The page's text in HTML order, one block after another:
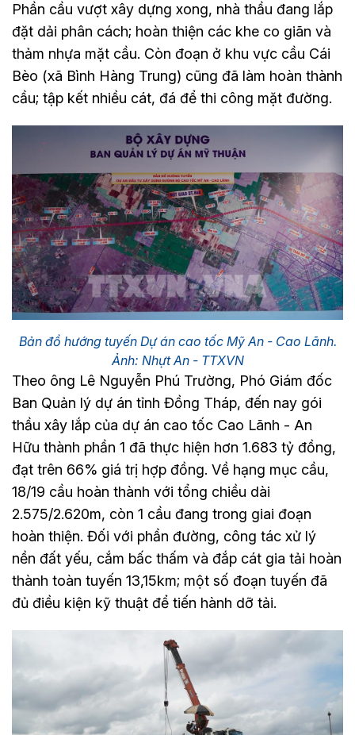
Phần cầu vượt xây dựng xong, nhà thầu đang lắp
đặt dải phân cách; hoàn thiện các khe co giãn và
thảm nhựa mặt cầu. Còn đoạn ở khu vực cầu Cái
Bèo (xã Bình Hàng Trung) cũng đã làm hoàn thành
cầu; tập kết nhiều cát, đá để thi công mặt đường.
Bản đồ hướng tuyến Dự án cao tốc Mỹ An - Cao Lãnh.
Ảnh: Nhựt An - TTXVN
Theo ông Lê Nguyễn Phú Trường, Phó Giám đốc
Ban Quản lý dự án tỉnh Đồng Tháp, đến nay gói
thầu xây lắp của dự án cao tốc Cao Lãnh - An
Hữu thành phần 1 đã thực hiện hơn 1.683 tỷ đồng,
đạt trên 66% giá trị hợp đồng. Về hạng mục cầu,
18/19 cầu hoàn thành với tổng chiều dài
2.575/2.620m, còn 1 cầu đang trong giai đoạn
hoàn thiện. Đối với phần đường, công tác xử lý
nền đất yếu, cắm bấc thấm và đắp cát gia tải hoàn
thành toàn tuyến 13,15km; một số đoạn tuyến đã
đủ điều kiện kỹ thuật để tiến hành dỡ tải.